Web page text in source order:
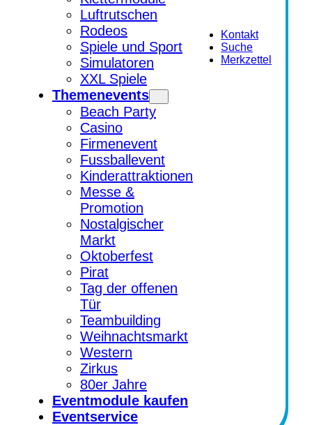
Luftrutschen
Rodeos
Spiele und Sport
Simulatoren
XXL Spiele
Themenevents
Beach Party
Casino
Firmenevent
Fussballevent
Kinderattraktionen
Messe &
Promotion
Nostalgischer
Markt
Oktoberfest
Pirat
Tag der offenen
Tür
Teambuilding
Weihnachtsmarkt
Western
Zirkus
80er Jahre
Eventmodule kaufen
Eventservice
Kontakt
Suche
Merkzettel